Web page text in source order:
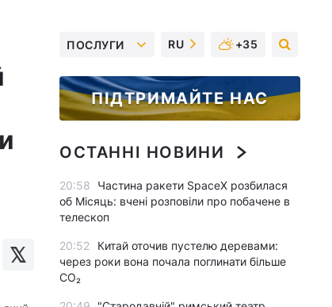
ПОСЛУГИ RU +35
ПІДТРИМАЙТЕ НАС
ОСТАННІ НОВИНИ
20:58
Частина ракети SpaceX розбилася
об Місяць: вчені розповіли про побачене в
телескоп
20:52
Китай оточив пустелю деревами:
через роки вона почала поглинати більше
CO₂